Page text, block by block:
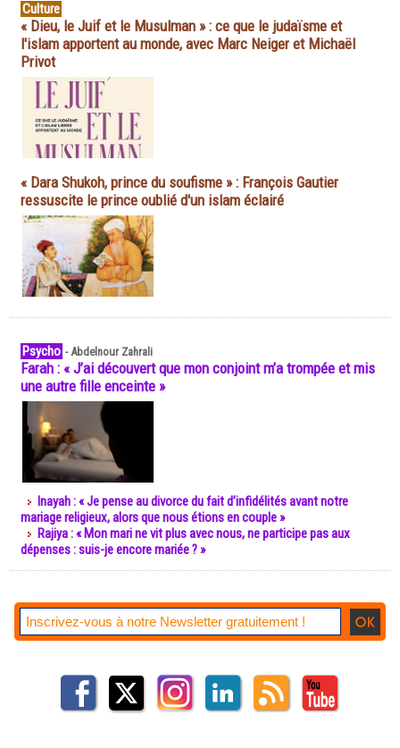
Culture
« Dieu, le Juif et le Musulman » : ce que le judaïsme et
l'islam apportent au monde, avec Marc Neiger et Michaël
Privot
« Dara Shukoh, prince du soufisme » : François Gautier
ressuscite le prince oublié d'un islam éclairé
Psycho -Abdelnour Zahrali
Farah : « J’ai découvert que mon conjoint m’a trompée et mis
une autre fille enceinte »
Inayah : « Je pense au divorce du fait d’infidélités avant notre
mariage religieux, alors que nous étions en couple »
Rajiya : « Mon mari ne vit plus avec nous, ne participe pas aux
dépenses : suis-je encore mariée ? »